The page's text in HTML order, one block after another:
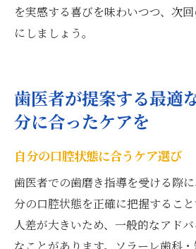
を実感する喜びを味わいつつ、次
にしましょう。
歯医者が提案する最適
分に合ったケアを
自分の口腔状態に合うケア選び
歯医者での歯磨き指導を受ける際
分の口腔状態を正確に把握するこ
人差が大きいため、一般的なアド